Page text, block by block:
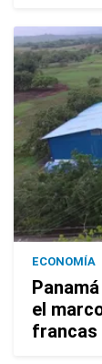
ECONOMÍA
el
francas